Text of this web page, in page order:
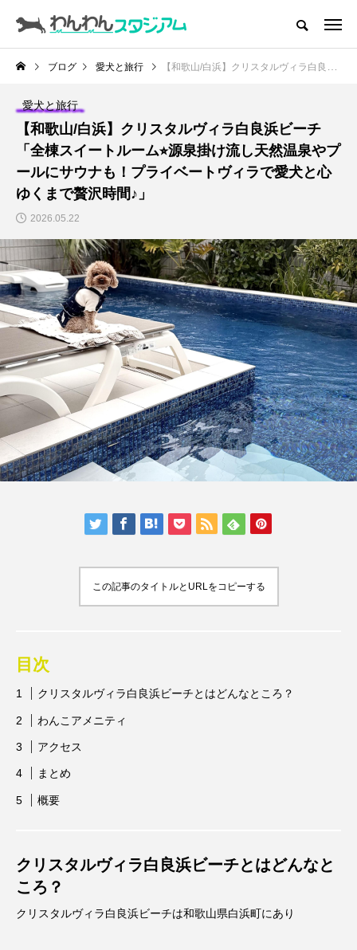
CATEGORY
ドッグラン
ドッグカフェ
愛犬とおでかけ (公園･施設etc)
愛犬と旅行
トリミングサロン
動物病院
コラム
トップページ
人気の記事ランキング
メンバー
会社概要
プライバシーポリシー
お問い合わせ
ブログ 愛犬と旅行 【和歌山/白浜】クリスタルヴィラ白良浜ビーチ「全棟スイートルーム⭐︎源泉掛け流し天然温泉やプールにサウナも！プライベートヴィラで愛犬と心ゆくまで贅沢時間♪」
愛犬と旅行
【和歌山/白浜】クリスタルヴィラ白良浜ビーチ
「全棟スイートルーム⭐︎源泉掛け流し天然温泉やプ
ールにサウナも！プライベートヴィラで愛犬と心
ゆくまで贅沢時間♪」
2026.05.22
この記事のタイトルとURLをコピーする
目次
クリスタルヴィラ白良浜ビーチとはどんなところ？
わんこアメニティ
アクセス
まとめ
概要
クリスタルヴィラ白良浜ビーチとはどんなと
ころ？
クリスタルヴィラ白良浜ビーチは和歌山県白浜町にあり